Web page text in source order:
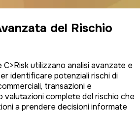
del Rischio
utilizzano analisi avanzate e
identificare potenziali rischi di
transazioni e
valutazioni complete del rischio che
a prendere decisioni informate